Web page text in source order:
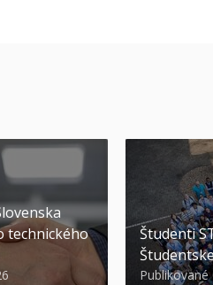
technického
Študenti
Publikované